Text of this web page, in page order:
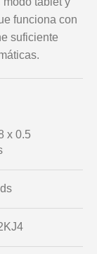
funciona con
suficiente
x 0.5